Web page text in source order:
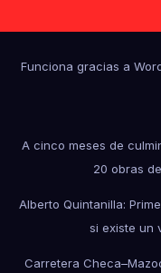
Funciona gracias a
A cinco meses de
20 obras
Alberto Quintanilla:
si existe un
Carretera